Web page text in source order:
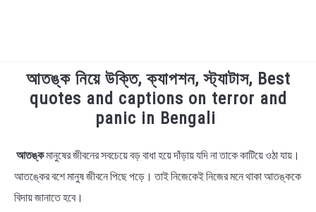
TECHNOLOGY
HEALTH & LIFESTYLE
BIOGRAPHY
EDUCATIONAL
আতঙ্ক নিয়ে উক্তি, ক্যাপশন, স্ট্যাটাস, Best
quotes and captions on terror and
panic in Bengali
in
Bengali
Quotes
Bengali
Status
আতঙ্কমানুষের জীবনের সবচেয়ে বড় বাধা হয়ে দাঁড়ায় যদি না তাকে কাটিয়ে ওঠা যায়।
আতঙ্কের বশে মানুষ জীবনে পিছে পড়ে। তাই নিজেকেই নিজের মনে থাকা আতঙ্ককে
বিদায় জানাতে হবে।